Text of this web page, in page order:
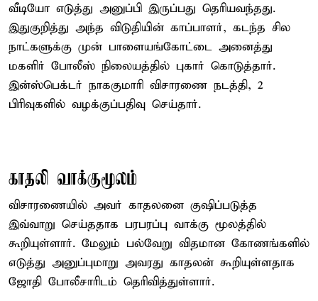
வீடியோ எடுத்து அனுப்பி இருப்பது தெரியவந்தது.
இதுகுறித்து அந்த விடுதியின் காப்பாளர், கடந்த சில
நாட்களுக்கு முன் பாளையங்கோட்டை அனைத்து
மகளிர் போலீஸ் நிலையத்தில் புகார் கொடுத்தார்.
இன்ஸ்பெக்டர் நாககுமாரி விசாரணை நடத்தி, 2
பிரிவுகளில் வழக்குப்பதிவு செய்தார்.
காதலி வாக்குமூலம்
விசாரணையில் அவர் காதலனை குஷிப்படுத்த
இவ்வாறு செய்ததாக பரபரப்பு வாக்கு மூலத்தில்
கூறியுள்ளார். மேலும் பல்வேறு விதமான கோணங்களில்
எடுத்து அனுப்புமாறு அவரது காதலன் கூறியுள்ளதாக
ஜோதி போலீசாரிடம் தெரிவித்துள்ளார்.